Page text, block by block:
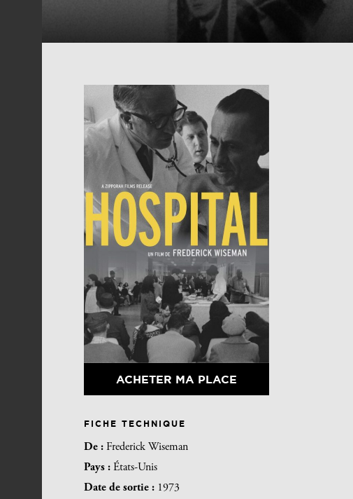
ACHETER MA PLACE
FICHE TECHNIQUE
De : Frederick Wiseman
Pays : États-Unis
Date de sortie : 1973